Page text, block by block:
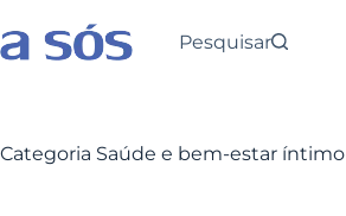
Pesquisar
Categoria Saúde e bem-estar íntimo